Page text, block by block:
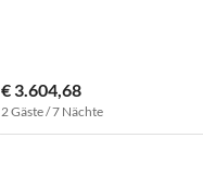
€ 3.604,68
2 Gäste / 7 Nächte